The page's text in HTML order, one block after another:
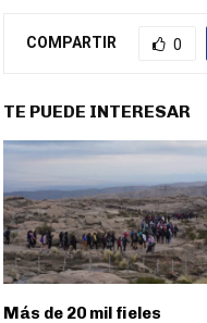
COMPARTIR 0
TE PUEDE INTERESAR
Más de 20 mil fieles